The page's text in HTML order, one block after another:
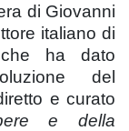
di Giovanni
italiano di
che ha dato
del
e curato
e della